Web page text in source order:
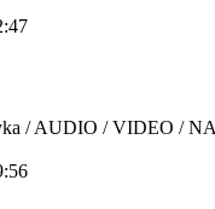
/ AUDIO / VIDEO /